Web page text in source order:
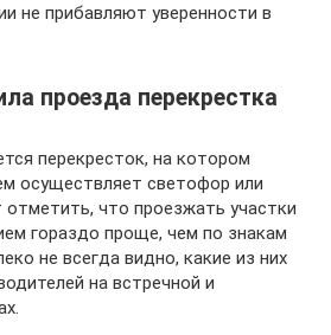
не прибавляют уверенности в
проезда перекрестка
перекресток, на котором
осуществляет светофор или
что проезжать участки
гораздо проще, чем по знакам
не всегда видно, какие из них
на встречной и